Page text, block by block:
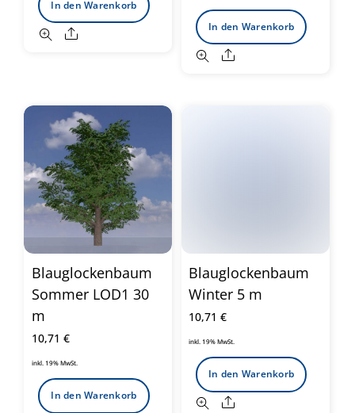
In den Warenkorb
Share In den Warenkorb
Share
Blauglockenbaum
Sommer LOD1 30
m
10,71 €
inkl. 19% MwSt.
In den Warenkorb
Blauglockenbaum
Winter 5 m
10,71€
inkl. 19% MwSt.
In den Warenkorb
Share